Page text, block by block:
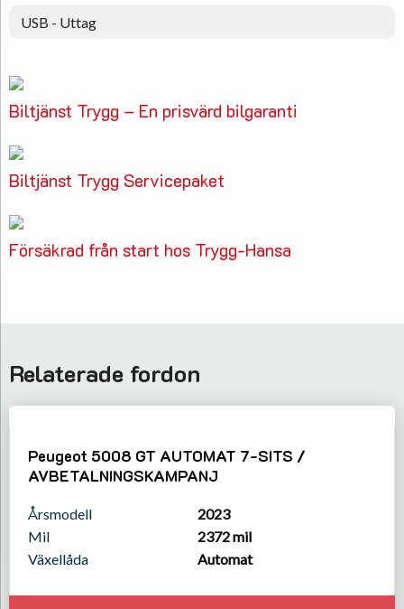
USB - Uttag
Biltjänst Trygg – En prisvärd bilgaranti
Biltjänst Trygg Servicepaket
Försäkrad från start hos Trygg-Hansa
Relaterade fordon
Peugeot 5008 GT AUTOMAT 7-SITS /
AVBETALNINGSKAMPANJ
Årsmodell
2023
Mil
2372 mil
Växellåda
Automat